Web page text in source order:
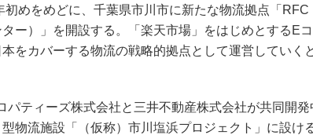
めをめどに、千葉県市川市に新たな物流拠点「RFC
ー）」を開設する。「楽天市場」をはじめとするE
をカバーする物流の戦略的拠点として運営していく
ティーズ株式会社と三井不動産株式会社が共同開発
物流施設「（仮称）市川塩浜プロジェクト」に設ける